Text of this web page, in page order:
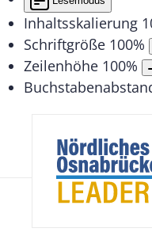
Inhaltsskalierung
Schriftgröße 100%
Zeilenhöhe 100%